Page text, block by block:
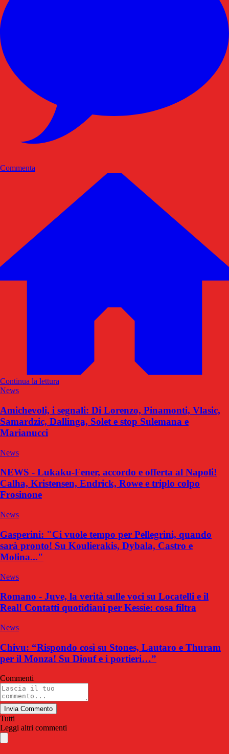
Commenta
Continua la lettura
News
Amichevoli, i segnali: Di Lorenzo, Pinamonti, Vlasic,
Samardzic, Dallinga, Solet e stop Sulemana e
Marianucci
News
NEWS - Lukaku-Fener, accordo e offerta al Napoli!
Calha, Kristensen, Endrick, Rowe e triplo colpo
Frosinone
News
Gasperini: "Ci vuole tempo per Pellegrini, quando
sarà pronto! Su Koulierakis, Dybala, Castro e
Molina..."
News
Romano - Juve, la verità sulle voci su Locatelli e il
Real! Contatti quotidiani per Kessie: cosa filtra
News
Chivu: “Rispondo così su Stones, Lautaro e Thuram
per il Monza! Su Diouf e i portieri…”
Commenti
Invia Commento
Tutti
Leggi altri commenti